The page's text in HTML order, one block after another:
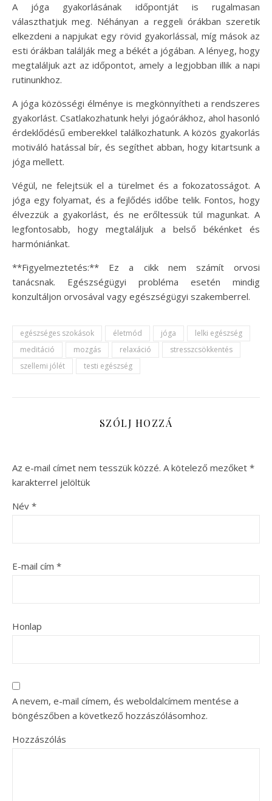
A jóga gyakorlásának időpontját is rugalmasan
választhatjuk meg. Néhányan a reggeli órákban szeretik
elkezdeni a napjukat egy rövid gyakorlással, míg mások az
esti órákban találják meg a békét a jógában. A lényeg, hogy
megtaláljuk azt az időpontot, amely a legjobban illik a napi
rutinunkhoz.
A jóga közösségi élménye is megkönnyítheti a rendszeres
gyakorlást. Csatlakozhatunk helyi jógaórákhoz, ahol hasonló
érdeklődésű emberekkel találkozhatunk. A közös gyakorlás
motiváló hatással bír, és segíthet abban, hogy kitartsunk a
jóga mellett.
Végül, ne felejtsük el a türelmet és a fokozatosságot. A
jóga egy folyamat, és a fejlődés időbe telik. Fontos, hogy
élvezzük a gyakorlást, és ne erőltessük túl magunkat. A
legfontosabb, hogy megtaláljuk a belső békénket és
harmóniánkat.
**Figyelmeztetés:** Ez a cikk nem számít orvosi
tanácsnak. Egészségügyi probléma esetén mindig
konzultáljon orvosával vagy egészségügyi szakemberrel.
egészséges szokások életmód jóga
lelki egészség
meditáció
mozgás relaxáció
stresszcsökkentés
szellemi jólét
testi egészség
SZÓLJ HOZZÁ
Az e-mail címet nem tesszük közzé. A kötelező mezőket *
karakterrel jelöltük
Név *
E-mail cím *
Honlap
A nevem, e-mail címem, és weboldalcímem mentése a
böngészőben a következő hozzászólásomhoz.
Hozzászólás